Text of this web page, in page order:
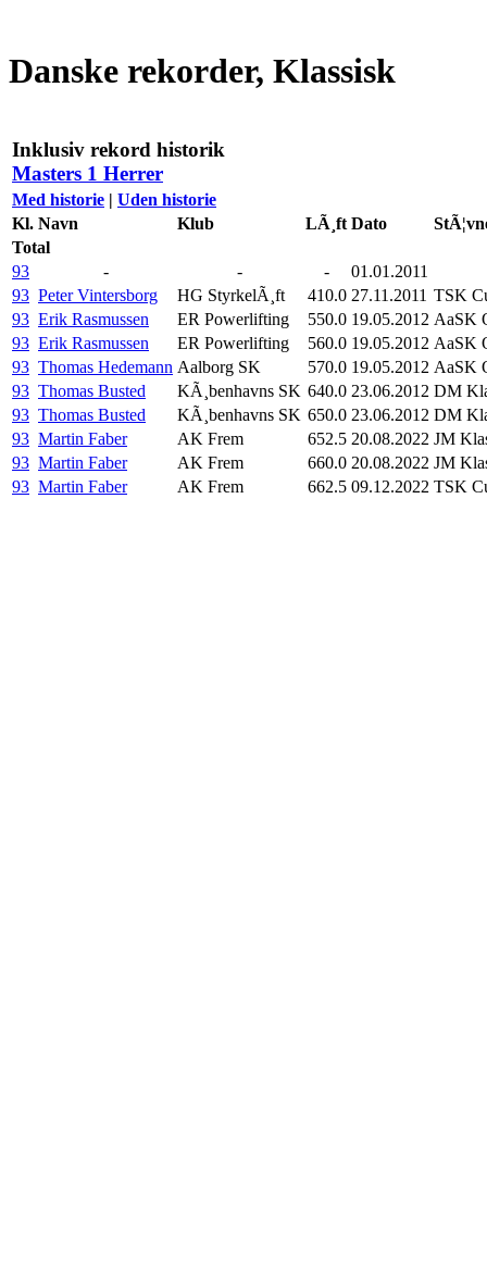
Danske rekorder, Klassisk
Inklusiv rekord historik
Masters 1 Herrer
Med historie | Uden historie
Kl. Navn Klub LÃ¸ft Dato
Total
93
- - -
01.01.2011
93 Peter Vintersborg HG StyrkelÃ¸ft 410.0 27.11.2011 TSK
93 Erik Rasmussen ER Powerlifting 550.0 19.05.2012 AaSK
93 Erik Rasmussen ER Powerlifting 560.0 19.05.2012 AaSK
93 Thomas Hedemann Aalborg SK 570.0 19.05.2012 AaSK
93 Thomas Busted KÃ¸benhavns SK 640.0 23.06.2012 DM
93 Thomas Busted KÃ¸benhavns SK 650.0 23.06.2012 DM
93 Martin Faber AK Frem 652.5 20.08.2022 JM
93 Martin Faber AK Frem 660.0 20.08.2022 JM
93 Martin Faber AK Frem 662.5 09.12.2022 TSK